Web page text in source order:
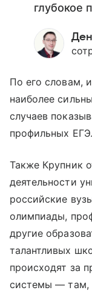
глубокое
По его словам,
наиболее
случаев
профильных ЕГЭ.
Также Крупник
деятельности
российские
олимпиады,
другие
талантливых
происходят за
системы — там,